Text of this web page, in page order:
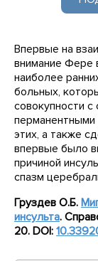
Впервые на
внимание Фере
наиболее
больных,
совокупности
перманентными
этих, а также
впервые было
причиной
спазм
Груздев О.Б.
инсульта.
20. DOI: